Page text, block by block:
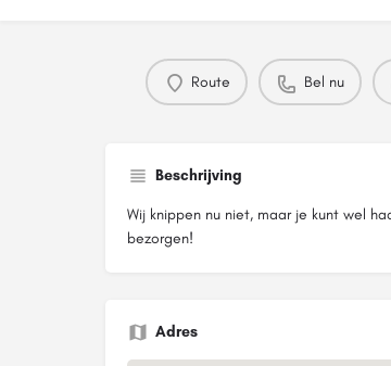
Route Bel nu
Beschrijving
Wij knippen nu niet, maar je kunt wel
bezorgen!
Adres